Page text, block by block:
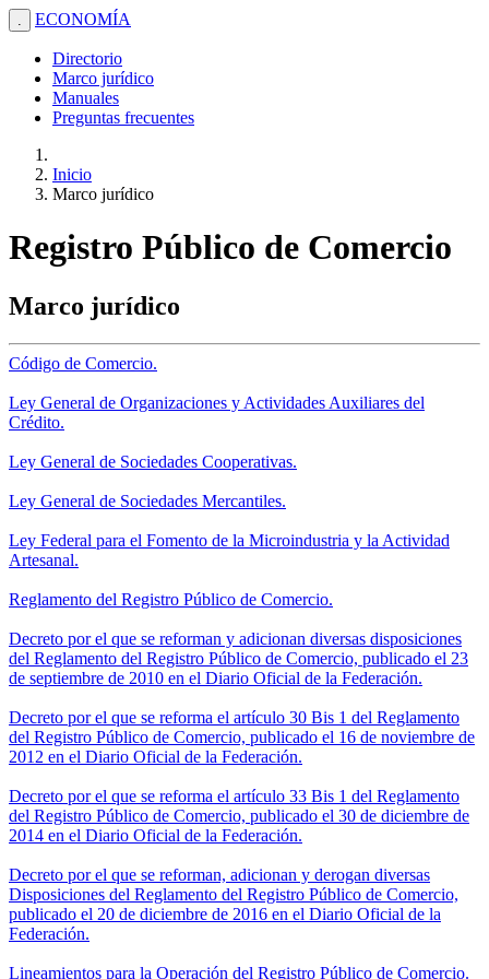
. ECONOMÍA
Directorio
Marco jurídico
Manuales
Preguntas frecuentes
Inicio
Marco jurídico
Registro Público de Comercio
Marco jurídico
Código de Comercio.
Ley General de Organizaciones y Actividades Auxiliares del
Crédito.
Ley General de Sociedades Cooperativas.
Ley General de Sociedades Mercantiles.
Ley Federal para el Fomento de la Microindustria y la Actividad
Artesanal.
Reglamento del Registro Público de Comercio.
Decreto por el que se reforman y adicionan diversas disposiciones
del Reglamento del Registro Público de Comercio, publicado el 23
de septiembre de 2010 en el Diario Oficial de la Federación.
Decreto por el que se reforma el artículo 30 Bis 1 del Reglamento
del Registro Público de Comercio, publicado el 16 de noviembre de
2012 en el Diario Oficial de la Federación.
Decreto por el que se reforma el artículo 33 Bis 1 del Reglamento
del Registro Público de Comercio, publicado el 30 de diciembre de
2014 en el Diario Oficial de la Federación.
Decreto por el que se reforman, adicionan y derogan diversas
Disposiciones del Reglamento del Registro Público de Comercio,
publicado el 20 de diciembre de 2016 en el Diario Oficial de la
Federación.
Lineamientos para la Operación del Registro Público de Comercio.